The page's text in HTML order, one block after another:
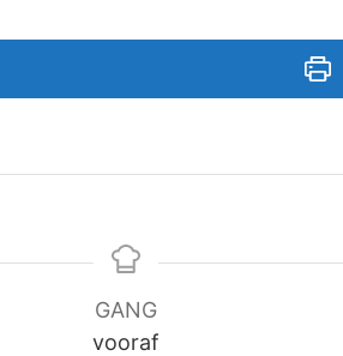
GANG
vooraf